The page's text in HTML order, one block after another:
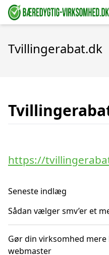
Tvillingerabat.dk
https://
Seneste indlæg
Sådan vælger smv’er et
Gør din virksomhed
webmaster